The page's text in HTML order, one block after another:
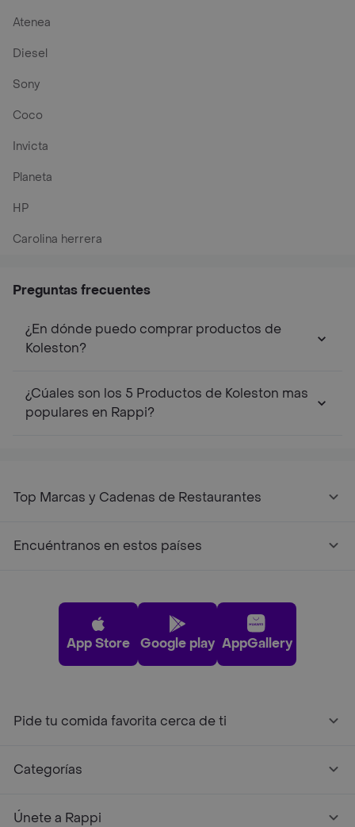
Atenea
Diesel
Sony
Coco
Invicta
Planeta
HP
Carolina herrera
Preguntas frecuentes
¿En dónde puedo comprar productos de
Koleston?
¿Cúales son los 5 Productos de Koleston mas
populares en Rappi?
Top Marcas y Cadenas de Restaurantes
Encuéntranos en estos países
App Store Google play AppGallery
Pide tu comida favorita cerca de ti
Categorías
Únete a Rappi